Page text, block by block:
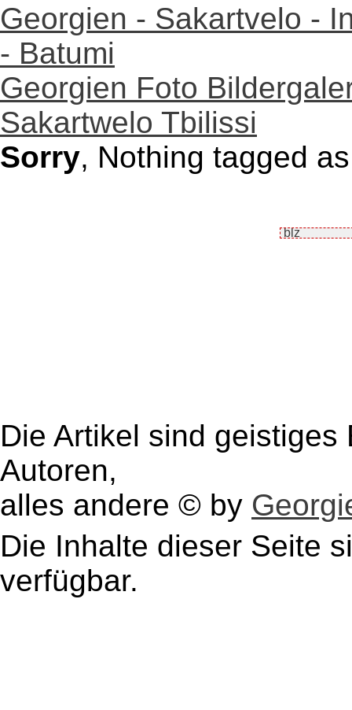
Georgien - Sakartvelo -
- Batumi
Georgien Foto
Sakartwelo Tbilissi
Sorry, Nothing tagged
Die Artikel sind
Autoren,
alles andere © by
Die Inhalte dieser Seite
verfügbar.